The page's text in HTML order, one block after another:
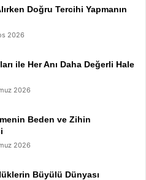
Doğru Tercihi Yapmanın
2026
ile Her Anı Daha Değerli Hale
2026
Beden ve Zihin
2026
Büyülü Dünyası